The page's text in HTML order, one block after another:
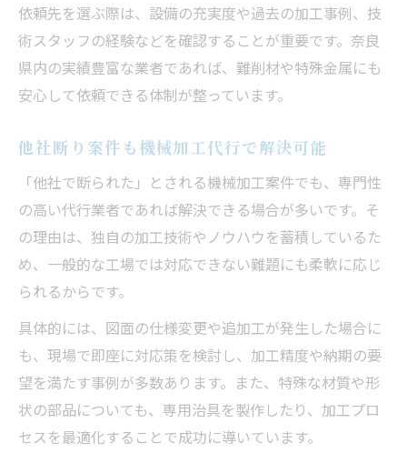
金属加工の機械加工依頼で後悔しないコツ
難削材の機械加工も奈良県でスムーズ依頼
現場直結の機械加工依頼で安心を得る方法
依頼先を選ぶ際は、設備の充実度や過去の加工事例、技
術スタッフの経験などを確認することが重要です。奈良
県内の実績豊富な業者であれば、難削材や特殊金属にも
安心して依頼できる体制が整っています。
他社断り案件も機械加工代行で解決可能
「他社で断られた」とされる機械加工案件でも、専門性
の高い代行業者であれば解決できる場合が多いです。そ
の理由は、独自の加工技術やノウハウを蓄積しているた
め、一般的な工場では対応できない難題にも柔軟に応じ
られるからです。
具体的には、図面の仕様変更や追加工が発生した場合に
も、現場で即座に対応策を検討し、加工精度や納期の要
望を満たす事例が多数あります。また、特殊な材質や形
状の部品についても、専用治具を製作したり、加工プロ
セスを最適化することで成功に導いています。